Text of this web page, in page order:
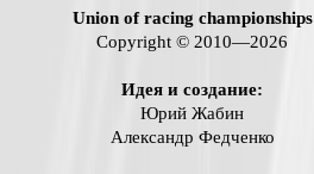
Union of racing championships
Copyright © 2010—2026
Идея и создание:
Юрий Жабин
Александр Федченко